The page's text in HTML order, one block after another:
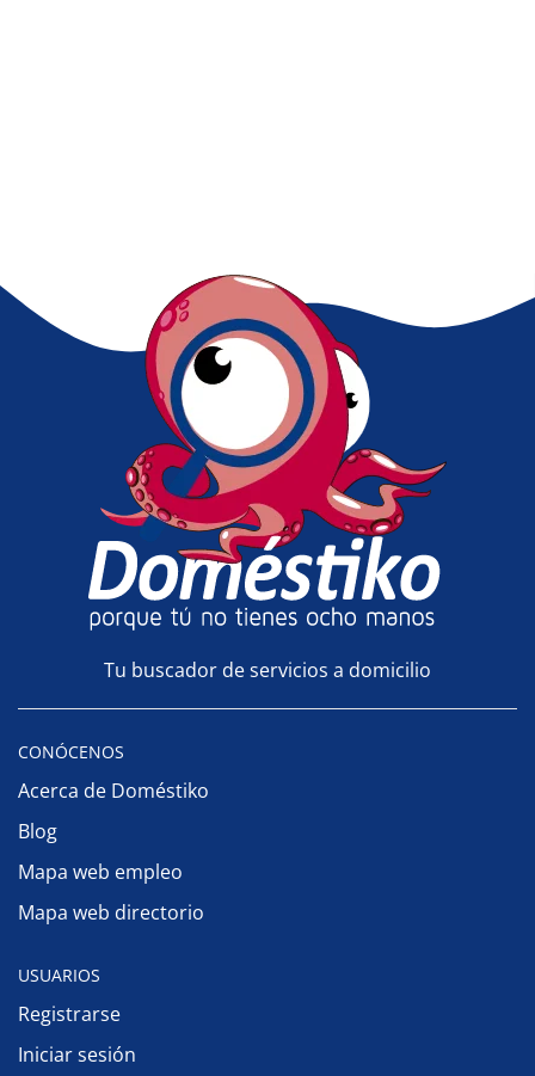
Tu buscador de servicios a domicilio
CONÓCENOS
Acerca de Doméstiko
Blog
Mapa web empleo
Mapa web directorio
USUARIOS
Registrarse
Iniciar sesión